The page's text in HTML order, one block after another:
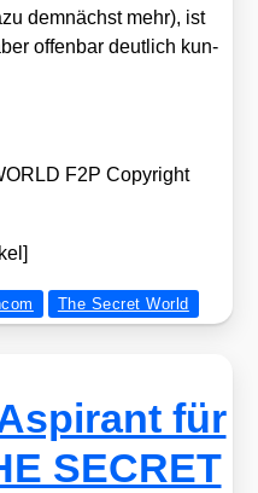
dem­nächst mehr), ist
offen­bar deut­lich kun­
F2P Copy­right
The Secret World
für
SECRET